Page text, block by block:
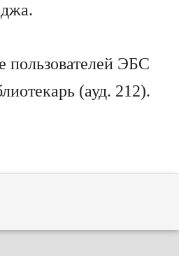
пользователей ЭБС
(ауд. 212).